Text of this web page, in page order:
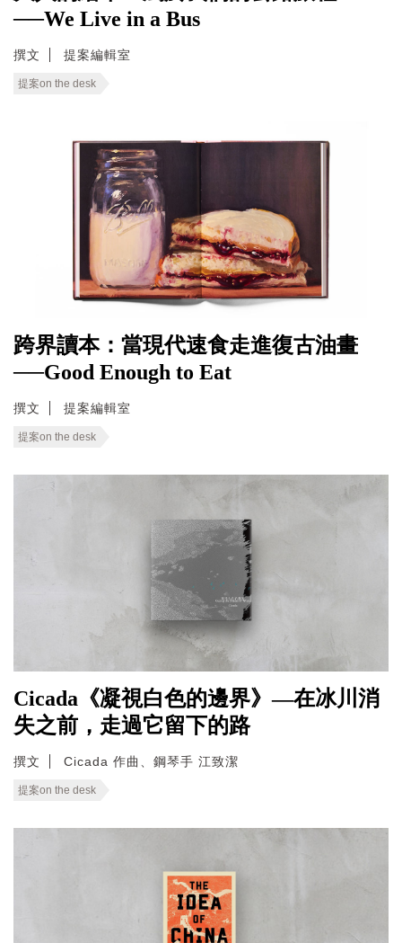
──We Live in a Bus
撰文 提案編輯室
提案on the desk
跨界讀本：當現代速食走進復古油畫
──Good Enough to Eat
撰文 提案編輯室
提案on the desk
Cicada《凝視白色的邊界》—在冰川消
失之前，走過它留下的路
撰文 Cicada 作曲、鋼琴手 江致潔
提案on the desk